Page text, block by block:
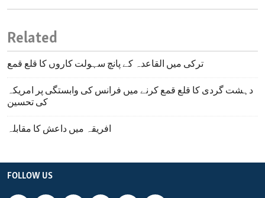
Related
ترکی میں القاعدہ کے پانچ سہولت کاروں کا قلع قمع
دہشت گردی کا قلع قمع کرنے میں فرانس کی وابستگی پر امریکہ
کی تحسین
افریقہ میں داعش کا مقابلہ
FOLLOW US